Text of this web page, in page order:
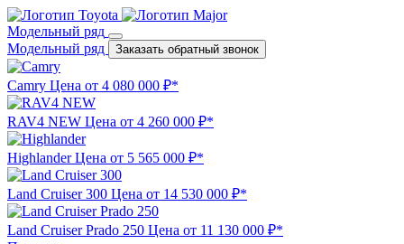
Модельный ряд
Модельный ряд
Заказать обратный звонок
Camry Цена от 4 080 000 ₽*
RAV4 NEW Цена от 4 260 000 ₽*
Highlander Цена от 5 565 000 ₽*
Land Cruiser 300 Цена от 14 530 000 ₽*
Land Cruiser Prado 250 Цена от 11 130 000 ₽*